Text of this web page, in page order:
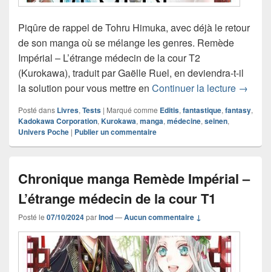
Piqûre de rappel de Tohru Himuka, avec déjà le retour
de son manga où se mélange les genres. Remède
Impérial – L’étrange médecin de la cour T2
(Kurokawa), traduit par Gaëlle Ruel, en deviendra-t-il
la solution pour vous mettre en Continuer la lecture →
Posté dans Livres, Tests | Marqué comme Editis, fantastique, fantasy,
Kadokawa Corporation, Kurokawa, manga, médecine, seinen,
Univers Poche | Publier un commentaire
Chronique manga Remède Impérial –
L’étrange médecin de la cour T1
Posté le 07/10/2024parInod—Aucun commentaire ↓